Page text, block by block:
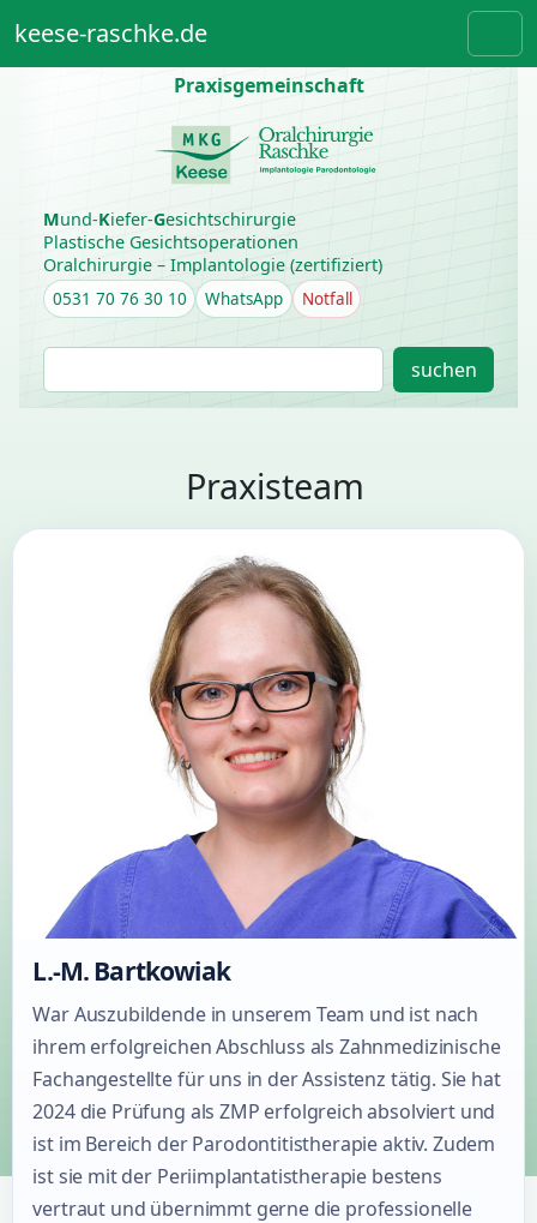
keese-raschke.de
Praxisgemeinschaft
Mund-Kiefer-Gesichtschirurgie
Plastische Gesichtsoperationen
Oralchirurgie – Implantologie (zertifiziert)
0531 70 76 30 10 WhatsApp Notfall
S
u
c
suchen
Praxisteam
L.-M. Bartkowiak
War Auszubildende in unserem Team und ist nach
ihrem erfolgreichen Abschluss als Zahnmedizinische
Fachangestellte für uns in der Assistenz tätig. Sie hat
2024 die Prüfung als ZMP erfolgreich absolviert und
ist im Bereich der Parodontitistherapie aktiv. Zudem
ist sie mit der Periimplantatistherapie bestens
vertraut und übernimmt gerne die professionelle